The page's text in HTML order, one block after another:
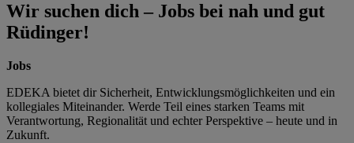
Wir suchen dich – Jobs bei nah und gut
Rüdinger!
Jobs
EDEKA bietet dir Sicherheit, Entwicklungsmöglichkeiten und ein
kollegiales Miteinander. Werde Teil eines starken Teams mit
Verantwortung, Regionalität und echter Perspektive – heute und in
Zukunft.